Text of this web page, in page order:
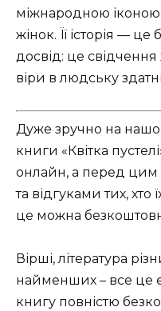
міжнародною
жінок. Її історія —
досвід: це
віри в людську
Дуже зручно на
книги «Квітка
онлайн, а перед цим
та відгуками тих,
це можна
Вірші, література
найменших – все це
книгу повністю